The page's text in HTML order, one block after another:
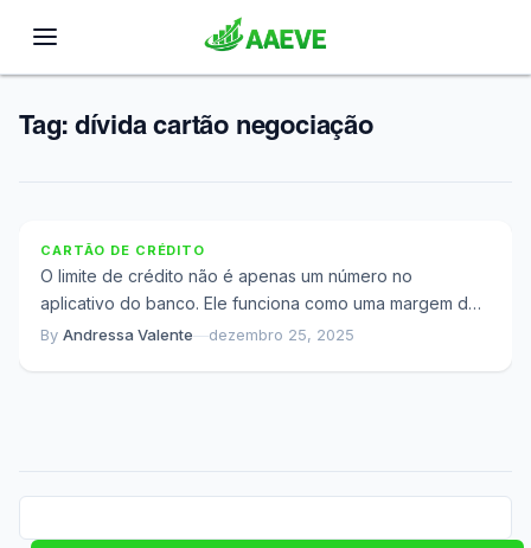
Tag: dívida cartão negociação
CARTÃO DE CRÉDITO
O limite de crédito não é apenas um número no
aplicativo do banco. Ele funciona como uma margem de
segurança financeira que...
By Andressa Valente—dezembro 25, 2025